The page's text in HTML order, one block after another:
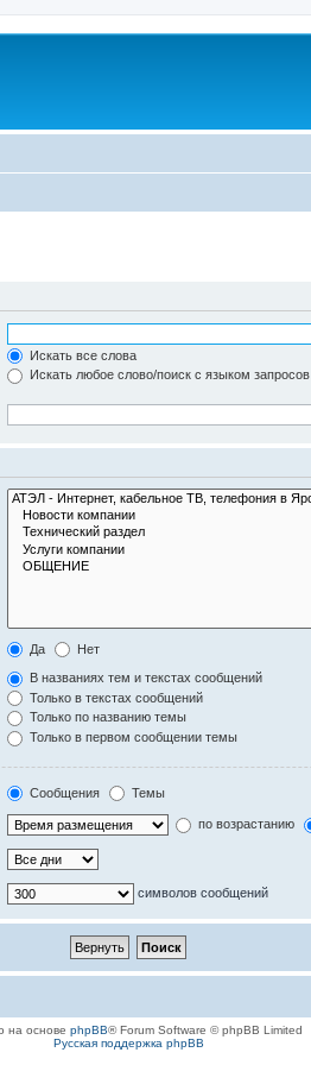
Искать все слова
Искать любое слово/поиск с языком запросов
Да Нет
В названиях тем и текстах сообщений
Только в текстах сообщений
Только по названию темы
Только в первом сообщении темы
Сообщения Темы
по возрастанию
символов сообщений
на основе phpBB® Forum Software © phpBB Limited
Русская поддержка phpBB